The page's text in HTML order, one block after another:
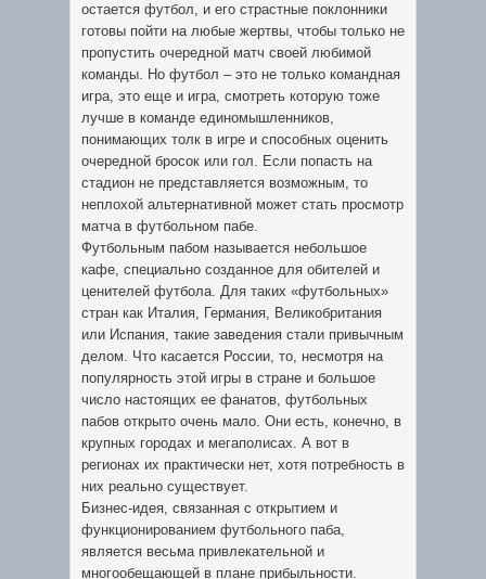
остается футбол, и его страстные поклонники
готовы пойти на любые жертвы, чтобы только не
пропустить очередной матч своей любимой
команды. Но футбол – это не только командная
игра, это еще и игра, смотреть которую тоже
лучше в команде единомышленников,
понимающих толк в игре и способных оценить
очередной бросок или гол. Если попасть на
стадион не представляется возможным, то
неплохой альтернативной может стать просмотр
матча в футбольном пабе.
Футбольным пабом называется небольшое
кафе, специально созданное для обителей и
ценителей футбола. Для таких «футбольных»
стран как Италия, Германия, Великобритания
или Испания, такие заведения стали привычным
делом. Что касается России, то, несмотря на
популярность этой игры в стране и большое
число настоящих ее фанатов, футбольных
пабов открыто очень мало. Они есть, конечно, в
крупных городах и мегаполисах. А вот в
регионах их практически нет, хотя потребность в
них реально существует.
Бизнес-идея, связанная с открытием и
функционированием футбольного паба,
является весьма привлекательной и
многообещающей в плане прибыльности.